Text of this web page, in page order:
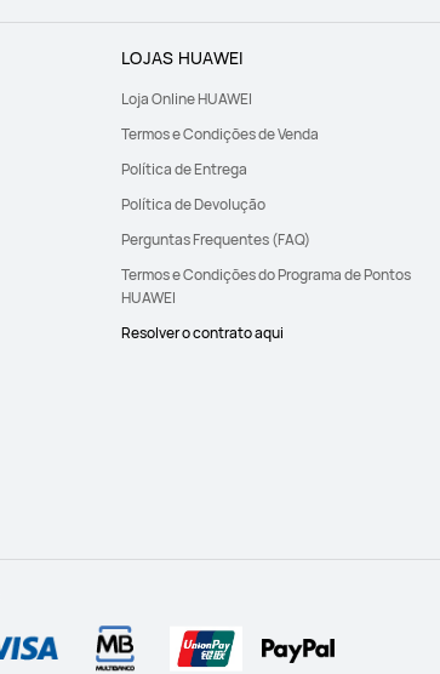
LOJAS HUAWEI
Loja Online HUAWEI
Termos e Condições de Venda
Política de Entrega
Política de Devolução
Perguntas Frequentes (FAQ)
Termos e Condições do Programa de Pontos
HUAWEI
Resolver o contrato aqui